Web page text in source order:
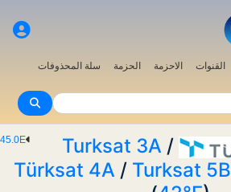
القنوات الاحزمة الحزمة
سلة المحذوفات
45.0E Turksat 3A /
Türksat 4A / Turksat 5B